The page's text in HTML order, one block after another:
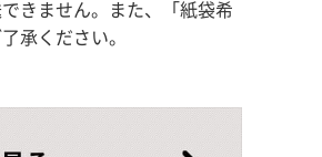
きません。また、「紙袋希
承ください。